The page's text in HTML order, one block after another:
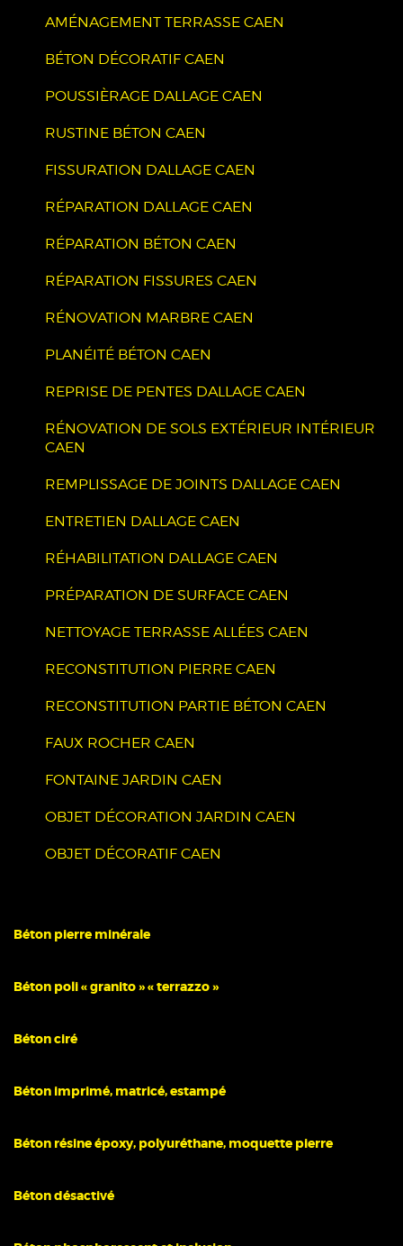
AMÉNAGEMENT TERRASSE CAEN
BÉTON DÉCORATIF CAEN
POUSSIÈRAGE DALLAGE CAEN
RUSTINE BÉTON CAEN
FISSURATION DALLAGE CAEN
RÉPARATION DALLAGE CAEN
RÉPARATION BÉTON CAEN
RÉPARATION FISSURES CAEN
RÉNOVATION MARBRE CAEN
PLANÉITÉ BÉTON CAEN
REPRISE DE PENTES DALLAGE CAEN
RÉNOVATION DE SOLS EXTÉRIEUR INTÉRIEUR
CAEN
REMPLISSAGE DE JOINTS DALLAGE CAEN
ENTRETIEN DALLAGE CAEN
RÉHABILITATION DALLAGE CAEN
PRÉPARATION DE SURFACE CAEN
NETTOYAGE TERRASSE ALLÉES CAEN
RECONSTITUTION PIERRE CAEN
RECONSTITUTION PARTIE BÉTON CAEN
FAUX ROCHER CAEN
FONTAINE JARDIN CAEN
OBJET DÉCORATION JARDIN CAEN
OBJET DÉCORATIF CAEN
Béton pierre minérale
Béton poli « granito » « terrazzo »
Béton ciré
Béton imprimé, matricé, estampé
Béton résine époxy, polyuréthane, moquette pierre
Béton désactivé